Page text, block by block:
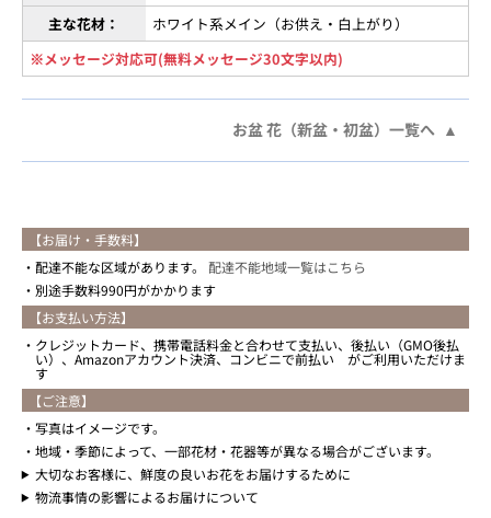
主な花材：
ホワイト系メイン（お供え・白上がり）
※メッセージ対応可(無料メッセージ30文字以内)
お盆 花（新盆・初盆）一覧へ
【お届け・手数料】
配達不能な区域があります。 配達不能地域一覧はこちら
別途手数料990円がかかります
【お支払い方法】
クレジットカード、携帯電話料金と合わせて支払い、後払い（GMO後払
い）、Amazonアカウント決済、コンビニで前払い がご利用いただけま
す
【ご注意】
写真はイメージです。
地域・季節によって、一部花材・花器等が異なる場合がございます。
大切なお客様に、鮮度の良いお花をお届けするために
物流事情の影響によるお届けについて